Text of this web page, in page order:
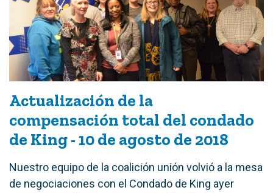
Actualización de la
compensación total del condado
de King - 10 de agosto de 2018
Nuestro equipo de la coalición unión volvió a la mesa
de negociaciones con el Condado de King ayer